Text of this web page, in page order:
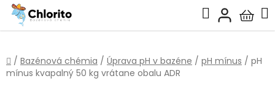
Prejsť
obsah
Hľadať
košík
Domov
/ Bazénová chémia / Úprava pH v bazéne / pH mínus / pH
mínus kvapalný 50 kg vrátane obalu ADR